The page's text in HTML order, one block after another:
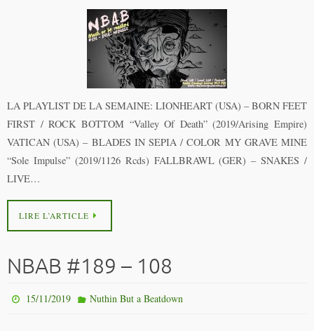
LA PLAYLIST DE LA SEMAINE: LIONHEART (USA) – BORN FEET
FIRST / ROCK BOTTOM “Valley Of Death” (2019/Arising Empire)
VATICAN (USA) – BLADES IN SEPIA / COLOR MY GRAVE MINE
“Sole Impulse” (2019/1126 Rcds) FALLBRAWL (GER) – SNAKES /
LIVE…
LIRE L’ARTICLE
NBAB #189 – 108
15/11/2019 Nuthin But a Beatdown